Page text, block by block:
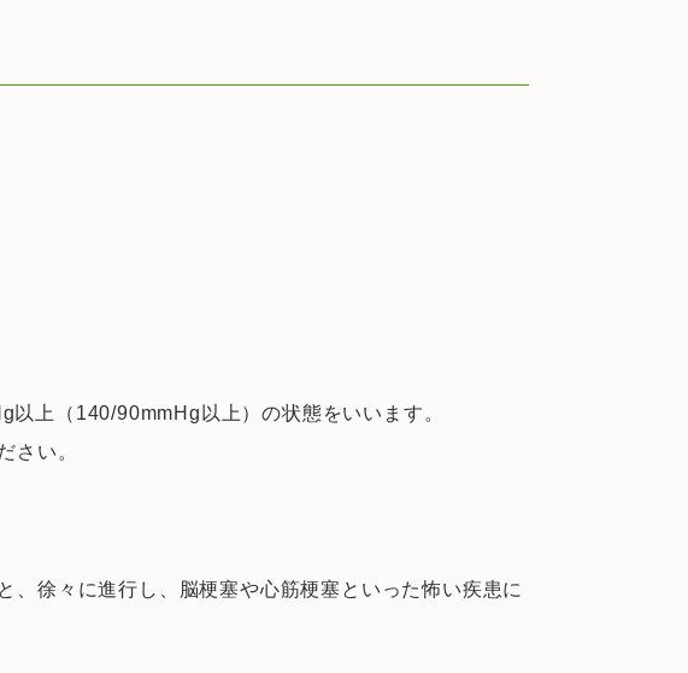
上（140/90mmHg以上）の状態をいいます。
さい。
、徐々に進行し、脳梗塞や心筋梗塞といった怖い疾患に